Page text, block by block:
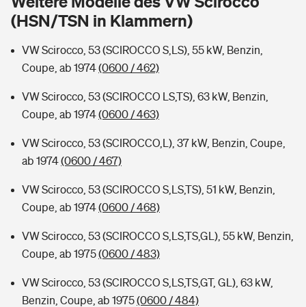
Sie haben Fragen?
Zur Übersicht
Tools
Kinderunfall-Check: Mehr Sicherheit für deine Kids
Typklassen: So ist Ihr Auto eingestuft
Sie haben Fragen?
(HSN/TSN in Klammern)
VW Scirocco, 53 (SCIROCCO S,LS), 55 kW, Benzin,
Coupe, ab 1974(0600 / 462)
VW Scirocco, 53 (SCIROCCO LS,TS), 63 kW, Benzin,
Coupe, ab 1974(0600 / 463)
VW Scirocco, 53 (SCIROCCO,L), 37 kW, Benzin, Coupe,
ab 1974(0600 / 467)
VW Scirocco, 53 (SCIROCCO S,LS,TS), 51 kW, Benzin,
Coupe, ab 1974(0600 / 468)
VW Scirocco, 53 (SCIROCCO S,LS,TS,GL), 55 kW, Benzin,
Coupe, ab 1975(0600 / 483)
VW Scirocco, 53 (SCIROCCO S,LS,TS,GT, GL), 63 kW,
Benzin, Coupe, ab 1975(0600 / 484)